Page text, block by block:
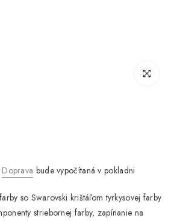
Kliknite
Doprava bude vypočítaná v pokladni
so Swarovski krištáľom tyrkysovej farby
striebornej farby, zapínanie na